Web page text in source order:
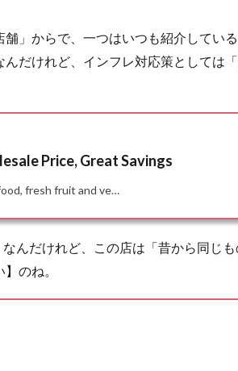
」からで、一つはいつも紹介してい
だけれど、インフレ対応策としては
Price, Great Savings
fresh fruit and ve…
んだけれど、この店は「昔から同じ
のね。